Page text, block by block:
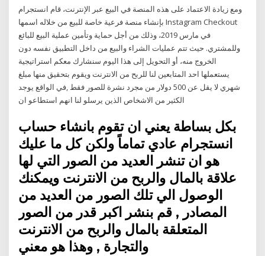
ومع زيادة الاعتماد على هذه المنصة في البيع عبر الإنترنت، قام انستجرام
بإنشاء منصة فرعية خاصة للبيع من خلاله اسمها Instagram Checkout
في مارس 2019، وذلك من أجل حماية وتأمين عملية البيع للبائع
وللمشتري. حيث تتم عمليات الشراء والبيع من داخل التطبيق نفسه دون
الخروج منه، أو التحويل إلى هذا اليوم سنشارك معكم استراتيجية
يستعملها احد المتابعين لنا للربح من الانترنت ويقوم بتحقيق منها مبلغ
شهري لا يقل عن 500 دولار من مجرد نشرة للصور فقط ,في الواقع يوجد
الكثير من الاشخاص الذين يرسلو لنا انهم استطاعو ان
بكل بساطة يعني ان تقوم بانشاء حساب
انستجرام عادي تماماً ولكن كل ما عليك
هو ان تنشر العديد من الصور التي لها
علاقة بالمال والربح من الانترنت ويمكنك
الوصول الي تلك الصور من العديد من
المصادر , قم بنشر اكبر قدر من الصور
المتعلقة بالمال والربح من الانترنت
والتجارة , وهذا هو معني